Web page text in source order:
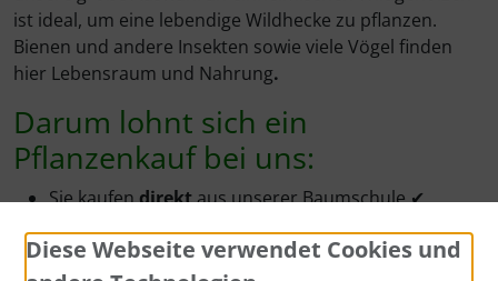
ist ideal, um eine lebendige Wildhecke zu pflanzen.
Bienen und andere Insekten sowie viele Vögel finden
hier Lebensraum und Nahrung.
Darum lohnt sich ein
Pflanzenkauf bei uns:
Sie kaufendirektaus unserer Baumschule ✔
günstigenPreisen ein ✔
Diese Webseite verwendet Cookies und